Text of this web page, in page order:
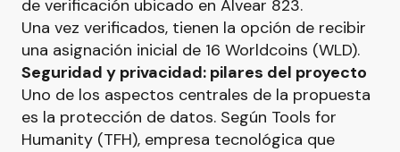
de verificación ubicado en Alvear 823.
Una vez verificados, tienen la opción de recibir
una asignación inicial de 16 Worldcoins (WLD).
Seguridad y privacidad: pilares del proyecto
Uno de los aspectos centrales de la propuesta
es la protección de datos. Según Tools for
Humanity (TFH), empresa tecnológica que